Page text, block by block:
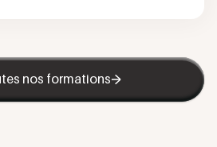
nos formations